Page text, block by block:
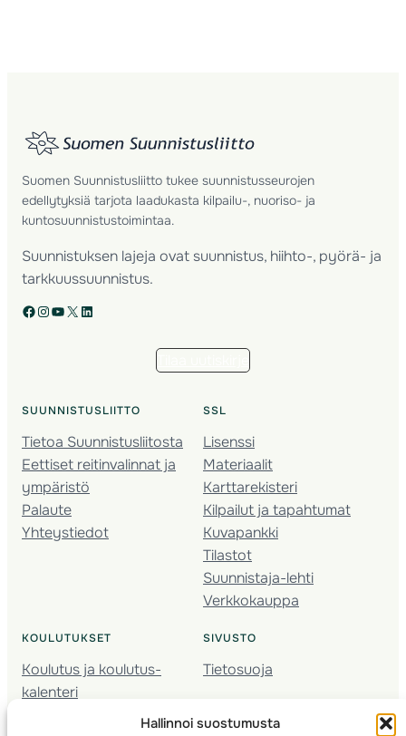
Hallinnoi suostumusta
Suomen Suunnistusliitto tukee suunnistusseurojen
edellytyksiä tarjota laadukasta kilpailu-, nuoriso- ja
kuntosuunnistustoimintaa.
Suunnistuksen lajeja ovat suunnistus, hiihto-, pyörä- ja
tarkkuussuunnistus.
Facebook Instagram YouTube X LinkedIn
SUUNNISTUSLIITTO
Tietoa Suunnistusliitosta
Eettiset reitinvalinnat ja
ympäristö
Palaute
Yhteystiedot
SSL
Lisenssi
Materiaalit
Karttarekisteri
Kilpailut ja tapahtumat
Kuvapankki
Tilastot
Suunnistaja-lehti
Verkkokauppa
KOULUTUKSET
Koulutus ja koulutus­
kalenteri
Nuorison koulutukset
SIVUSTO
Tietosuoja